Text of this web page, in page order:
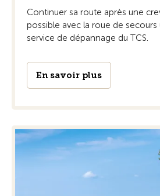
Continuer sa route après une
possible avec la roue de secours
service de dépannage du TCS.
En savoir plus